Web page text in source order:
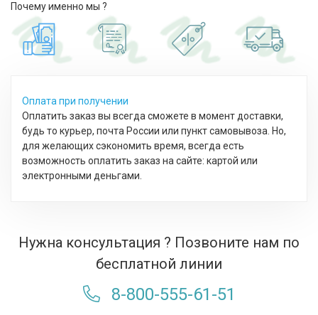
Почему именно мы ?
Оплата при получении
Оплатить заказ вы всегда сможете в момент доставки,
будь то курьер, почта России или пункт самовывоза. Но,
для желающих сэкономить время, всегда есть
возможность оплатить заказ на сайте: картой или
электронными деньгами.
Нужна консультация ? Позвоните нам по
бесплатной линии
8-800-555-61-51